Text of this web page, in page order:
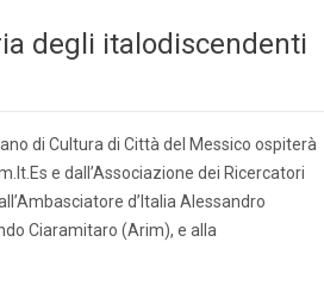
degli italodiscendenti
di Cultura di Città del Messico ospiterà
e dall’Associazione dei Ricercatori
d’Italia Alessandro
Ciaramitaro (Arim), e alla